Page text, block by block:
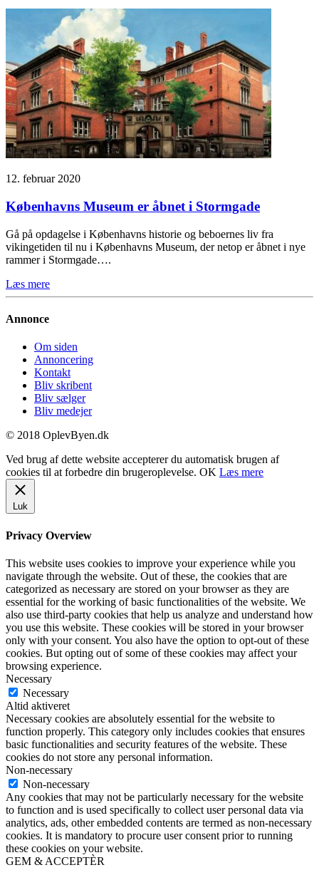
12. februar 2020
Københavns Museum er åbnet i Stormgade
Gå på opdagelse i Københavns historie og beboernes liv fra
vikingetiden til nu i Københavns Museum, der netop er åbnet i nye
rammer i Stormgade….
Læs mere
Annonce
Om siden
Annoncering
Kontakt
Bliv skribent
Bliv sælger
Bliv medejer
© 2018 OplevByen.dk
Ved brug af dette website accepterer du automatisk brugen af
cookies til at forbedre din brugeroplevelse. OK Læs mere
Luk
Privacy Overview
This website uses cookies to improve your experience while you
navigate through the website. Out of these, the cookies that are
categorized as necessary are stored on your browser as they are
essential for the working of basic functionalities of the website. We
also use third-party cookies that help us analyze and understand how
you use this website. These cookies will be stored in your browser
only with your consent. You also have the option to opt-out of these
cookies. But opting out of some of these cookies may affect your
browsing experience.
Necessary
Necessary
Altid aktiveret
Necessary cookies are absolutely essential for the website to
function properly. This category only includes cookies that ensures
basic functionalities and security features of the website. These
cookies do not store any personal information.
Non-necessary
Non-necessary
Any cookies that may not be particularly necessary for the website
to function and is used specifically to collect user personal data via
analytics, ads, other embedded contents are termed as non-necessary
cookies. It is mandatory to procure user consent prior to running
these cookies on your website.
GEM & ACCEPTÈR